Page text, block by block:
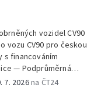
17 lidí o 4 miliony —
elektrobusů — V
elektrobusů —
zpět v Olomouci —
s kvalitou půdy —
ČT — Nové varhany v
vozidel CV90
vozu CV90 pro českou
s financováním
— Podprůměrná
v červenci — Do
7. 2026na ČT24